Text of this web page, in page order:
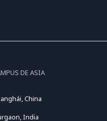
DE ASIA
China
India